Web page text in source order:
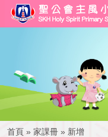
首頁 » 家課冊 » 新增